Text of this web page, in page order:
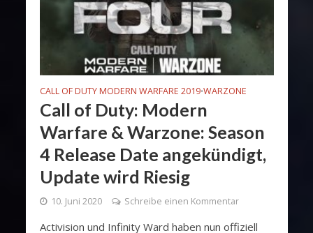
CALL OF DUTY MODERN WARFARE 2019•WARZONE
Call of Duty: Modern
Warfare & Warzone: Season
4 Release Date angekündigt,
Update wird Riesig
10. Juni 2020 Schreibe einen Kommentar
Activision und Infinity Ward haben nun offiziell